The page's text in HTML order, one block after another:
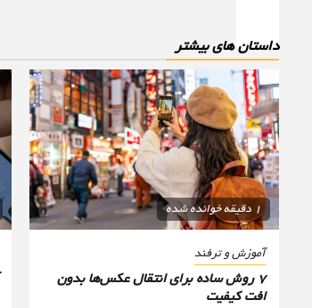
داستان های بیشتر
1 دقیقه خوانده شده
آموزش و ترفند
۷ روش ساده برای انتقال عکس‌ها بدون
افت کیفیت